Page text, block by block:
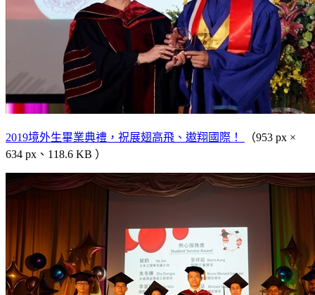
2019境外生畢業典禮，祝展翅高飛、遨翔國際！
（953 px ×
634 px、118.6 KB ）